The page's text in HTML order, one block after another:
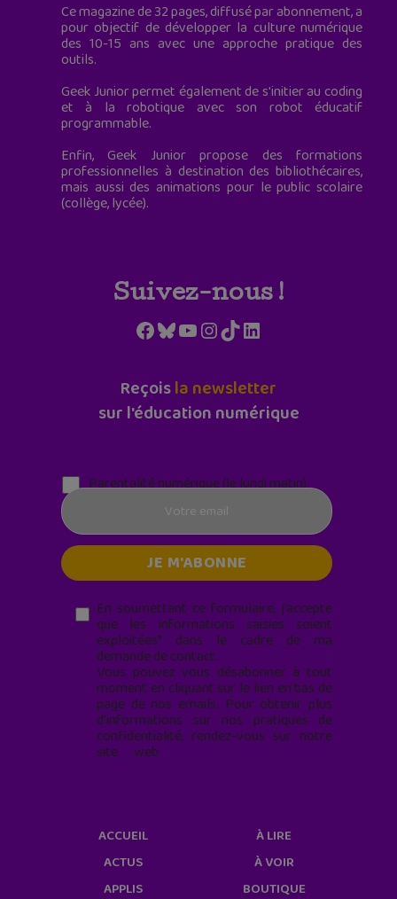
Ce magazine de 32 pages, diffusé par abonnement, a
pour objectif de développer la culture numérique
des 10-15 ans avec une approche pratique des
outils.
Geek Junior permet également de s'initier au coding
et à la robotique avec son robot éducatif
programmable.
Enfin, Geek Junior propose des formations
professionnelles à destination des bibliothécaires,
mais aussi des animations pour le public scolaire
(collège, lycée).
Suivez-nous !
Facebook
Bluesky
YouTube
Instagram
TikTokLinkedIn
Reçoisla newsletter
sur l'éducation numérique
Parentalité numérique (le lundi matin)
En soumettant ce formulaire, j’accepte
que les informations saisies soient
exploitées* dans le cadre de ma
demande de contact.
Vous pouvez vous désabonner à tout
moment en cliquant sur le lien en bas de
page de nos emails. Pour obtenir plus
d'informations sur nos pratiques de
confidentialité, rendez-vous sur notre
site web
ACCUEIL
ACTUS
APPLIS
À LIRE
À VOIR
BOUTIQUE